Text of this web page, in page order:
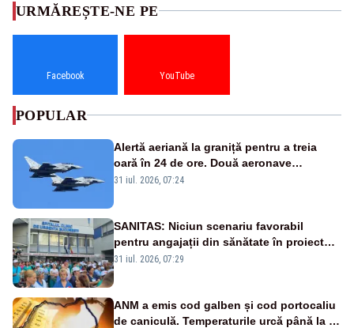
URMĂREȘTE-NE PE
Facebook YouTube
POPULAR
Alertă aeriană la graniță pentru a treia
oară în 24 de ore. Două aeronave
Eurofighter britanice au fost ridicate de la
31 iul. 2026, 07:24
SANITAS: Niciun scenariu favorabil
pentru angajații din sănătate în proiectul
Legii salarizării
31 iul. 2026, 07:29
ANM a emis cod galben și cod portocaliu
de caniculă. Temperaturile urcă până la 38